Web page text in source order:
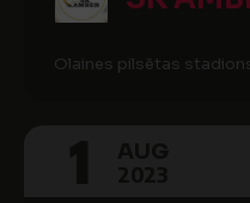
Olaines pilsētas